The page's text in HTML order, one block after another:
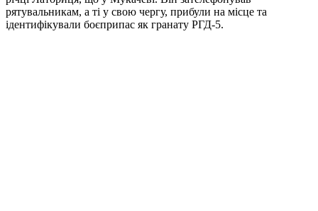
рятувальникам, а ті у свою чергу, прибули на місце та
ідентифікували боєприпас як гранату РГД-5.